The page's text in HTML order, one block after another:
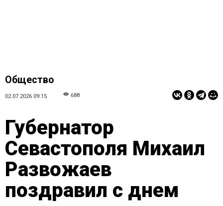
Общество
02.07.2026 09:15 688
Губернатор
Севастополя Михаил
Развожаев
поздравил с днем